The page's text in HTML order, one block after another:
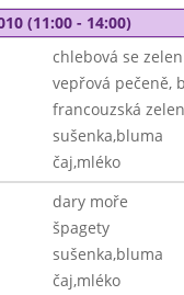
(11:00 - 14:00)
chlebová se
vepřová pečeně,
francouzská
sušenka,bluma
čaj,mléko
dary moře
špagety
sušenka,bluma
čaj,mléko